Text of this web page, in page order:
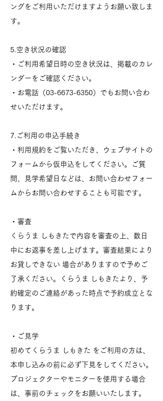
ングをご利用いただけますようお願い致しま
す。
5.空き状況の確認
・ご利用希望日時の空き状況は、掲載のカレ
ンダーをご確認ください。
・お電話（03-6673-6350）でもお問い合わ
せいただけます。
7.ご利用の申込手続き
・利用規約をご覧いただき、ウェブサイトの
フォームから仮申込をしてください。ご質
問、見学希望日などは、 お問い合わせフォー
ム からお問い合わせすることも可能です。
・審査
くらうま しもきたで内容を審査の上、数日
中にお返事を差し上げます。審査結果により
お貸しできない 場合がありますので予めご
了承ください。くらうま しもきたより、予
約確定のご連絡があった時点で予約成立とな
ります。
・ご見学
初めてくらうま しもきた をご利用の方は、
本申し込みの前に必ず下見をしてください。
プロジェクターやモニターを使用する場合
は、事前のチェックをお願いいたします。